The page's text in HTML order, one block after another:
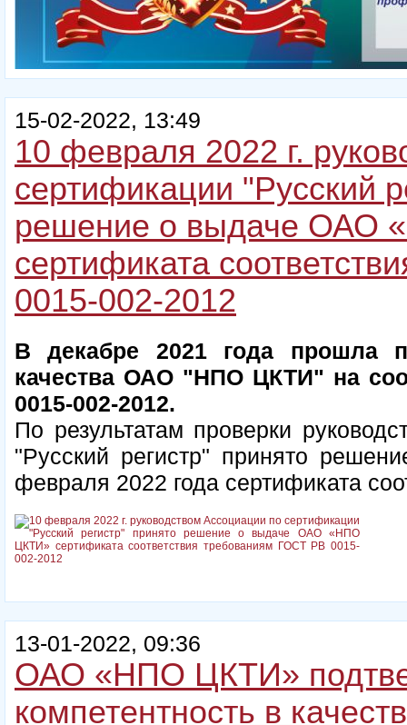
15-02-2022, 13:49
10 февраля 2022 г.
сертификации "Русский
решение о выдаче ОАО
сертификата
0015-002-2012
В декабре 2021 года прошла
качества ОАО "НПО ЦКТИ" на
0015-002-2012.
По результатам проверки
"Русский регистр" принято
февраля 2022 года сертификата
13-01-2022, 09:36
ОАО «НПО ЦКТИ»
компетентность в